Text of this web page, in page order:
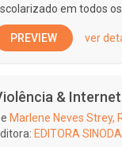
em todos os
PREVIEW ver
&
Marlene Neves Strey,
EDITORA SINODAL